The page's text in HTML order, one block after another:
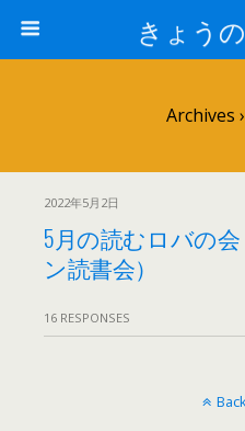
きょう
Archives
2022年5月2日
5月の読むロバの
ン読書会）
16 RESPONSES